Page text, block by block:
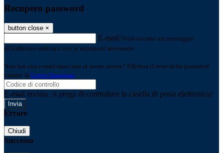
Recupero password
button close ×
E-mail Verrà inviato un messaggio
all'indirizzo indicato con le istruzioni necessarie.
Non hai una e-mail associata al nome utente? Effettua il reset della password
tramite la Login Spaggiari
E-mail inviata, si prega di controllare la casella di posta elettronica!
Errore
Chiudi
Successo